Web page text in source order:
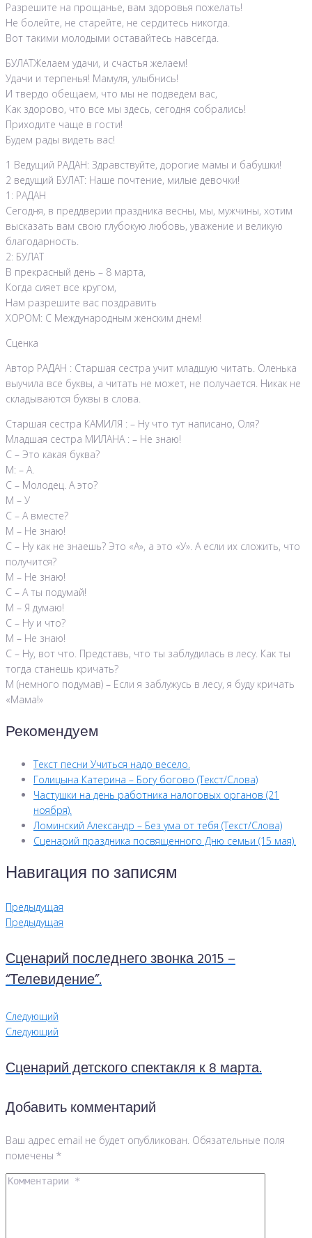
Разрешите на прощанье, вам здоровья пожелать!
Не болейте, не старейте, не сердитесь никогда.
Вот такими молодыми оставайтесь навсегда.
БУЛАТЖелаем удачи, и счастья желаем!
Удачи и терпенья! Мамуля, улыбнись!
И твердо обещаем, что мы не подведем вас,
Как здорово, что все мы здесь, сегодня собрались!
Приходите чаще в гости!
Будем рады видеть вас!
1 Ведущий РАДАН: Здравствуйте, дорогие мамы и бабушки!
2 ведущий БУЛАТ: Наше почтение, милые девочки!
1: РАДАН
Сегодня, в преддверии праздника весны, мы, мужчины, хотим
высказать вам свою глубокую любовь, уважение и великую
благодарность.
2: БУЛАТ
В прекрасный день – 8 марта,
Когда сияет все кругом,
Нам разрешите вас поздравить
ХОРОМ: С Международным женским днем!
Сценка
Автор РАДАН : Старшая сестра учит младшую читать. Оленька
выучила все буквы, а читать не может, не получается. Никак не
складываются буквы в слова.
Старшая сестра КАМИЛЯ : – Ну что тут написано, Оля?
Младшая сестра МИЛАНА : – Не знаю!
С – Это какая буква?
М: – А.
С – Молодец. А это?
М – У
С – А вместе?
М – Не знаю!
С – Ну как не знаешь? Это «А», а это «У». А если их сложить, что
получится?
М – Не знаю!
С – А ты подумай!
М – Я думаю!
С – Ну и что?
М – Не знаю!
С – Ну, вот что. Представь, что ты заблудилась в лесу. Как ты
тогда станешь кричать?
М (немного подумав) – Если я заблужусь в лесу, я буду кричать
«Мама!»
Рекомендуем
Текст песни Учиться надо весело.
Голицына Катерина – Богу богово (Текст/Слова)
Частушки на день работника налоговых органов (21
ноября).
Ломинский Александр – Без ума от тебя (Текст/Слова)
Сценарий праздника посвященного Дню семьи (15 мая).
Навигация по записям
Предыдущая
Предыдущая
Сценарий последнего звонка 2015 –
“Телевидение”.
Следующий
Следующий
Сценарий детского спектакля к 8 марта.
Добавить комментарий
Ваш адрес email не будет опубликован. Обязательные поля
помечены *